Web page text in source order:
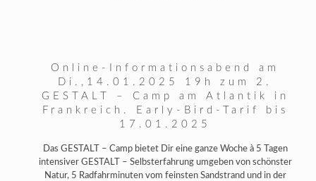
Online-Informationsabend am
Di.,14.01.2025 19h zum 2.
GESTALT – Camp am Atlantik in
Frankreich. Early-Bird-Tarif bis
17.01.2025
Das GESTALT – Camp bietet Dir eine ganze Woche à 5 Tagen
intensiver GESTALT – Selbsterfahrung umgeben von schönster
Natur, 5 Radfahrminuten vom feinsten Sandstrand und in der